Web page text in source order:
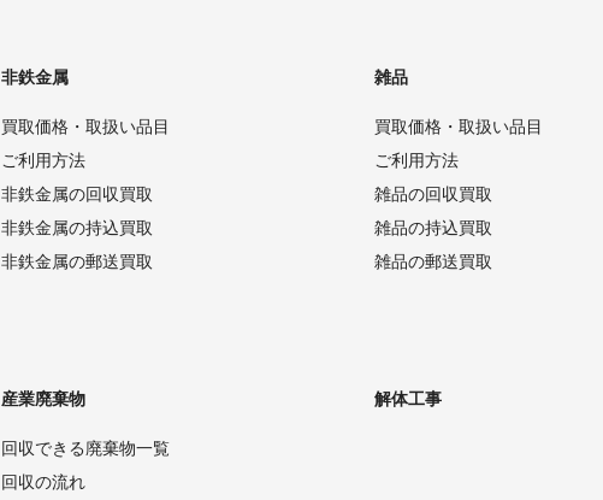
非鉄金属
買取価格・取扱い品目
ご利用方法
非鉄金属の回収買取
非鉄金属の持込買取
非鉄金属の郵送買取
雑品
買取価格・取扱い品目
ご利用方法
雑品の回収買取
雑品の持込買取
雑品の郵送買取
産業廃棄物
回収できる廃棄物一覧
回収の流れ
解体工事